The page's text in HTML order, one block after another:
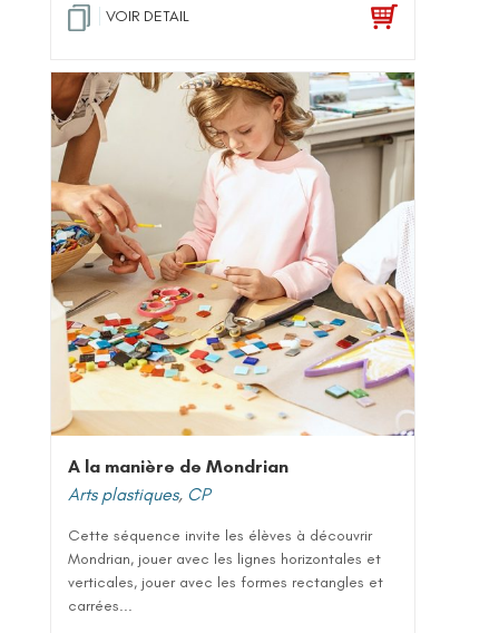
VOIR DETAIL
A la manière de Mondrian
Arts plastiques, CP
Cette séquence invite les élèves à découvrir
Mondrian, jouer avec les lignes horizontales et
verticales, jouer avec les formes rectangles et
carrées...